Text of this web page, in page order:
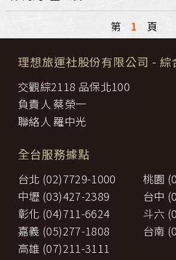
第 1 頁
理想旅運社股份有限公司 - 綜
交觀綜2118 品保北100
負責人 蔡榮一
聯絡人 羅中光
全台服務據點
台北 (02)7729-1000
桃園
中壢 (03)427-2389
台中
彰化 (04)711-6624
斗六
嘉義 (05)277-1808
台南
高雄 (07)211-3111